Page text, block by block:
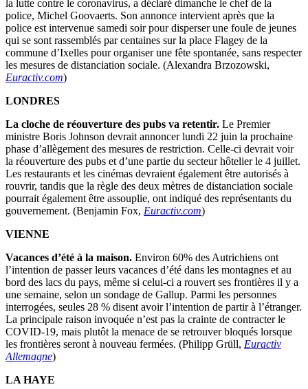
la lutte contre le coronavirus, a déclaré dimanche le chef de la
police, Michel Goovaerts. Son annonce intervient après que la
police est intervenue samedi soir pour disperser une foule de jeunes
qui se sont rassemblés par centaines sur la place Flagey de la
commune d’Ixelles pour organiser une fête spontanée, sans respecter
les mesures de distanciation sociale. (Alexandra Brzozowski,
Euractiv.com)
LONDRES
La cloche de réouverture des pubs va retentir. Le Premier
ministre Boris Johnson devrait annoncer lundi 22 juin la prochaine
phase d’allègement des mesures de restriction. Celle-ci devrait voir
la réouverture des pubs et d’une partie du secteur hôtelier le 4 juillet.
Les restaurants et les cinémas devraient également être autorisés à
rouvrir, tandis que la règle des deux mètres de distanciation sociale
pourrait également être assouplie, ont indiqué des représentants du
gouvernement. (Benjamin Fox, Euractiv.com)
VIENNE
Vacances d’été à la maison. Environ 60% des Autrichiens ont
l’intention de passer leurs vacances d’été dans les montagnes et au
bord des lacs du pays, même si celui-ci a rouvert ses frontières il y a
une semaine, selon un sondage de Gallup. Parmi les personnes
interrogées, seules 28 % disent avoir l’intention de partir à l’étranger.
La principale raison invoquée n’est pas la crainte de contracter le
COVID-19, mais plutôt la menace de se retrouver bloqués lorsque
les frontières seront à nouveau fermées. (Philipp Grüll, Euractiv
Allemagne)
LA HAYE